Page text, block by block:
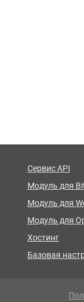
Сервис API
Модуль для
Модуль для
Модуль для
Хостинг
Базовая